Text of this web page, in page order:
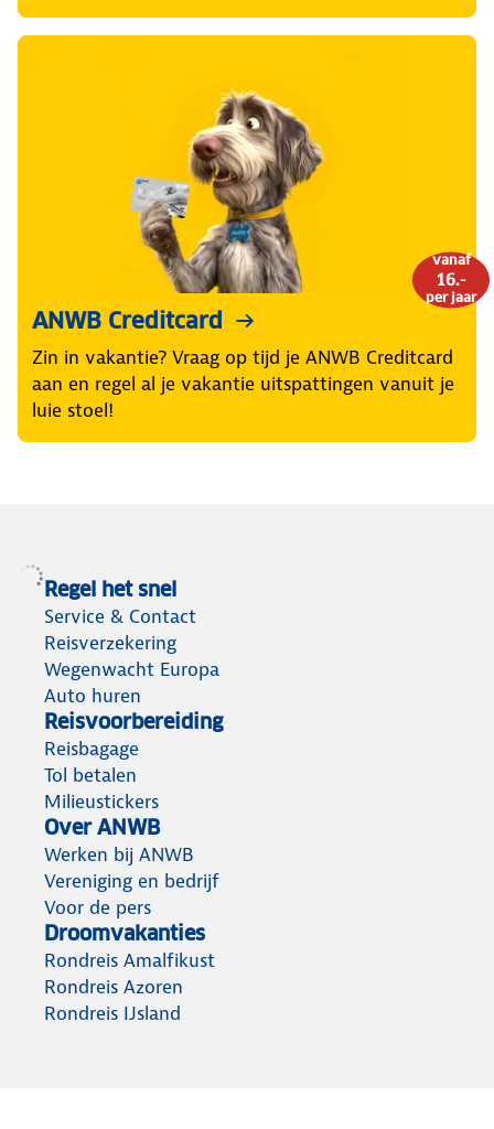
vanaf
16.-
per jaar
ANWB Creditcard
Zin in vakantie? Vraag op tijd je ANWB Creditcard
aan en regel al je vakantie uitspattingen vanuit je
luie stoel!
Regel het snel
Service & Contact
Reisverzekering
Wegenwacht Europa
Auto huren
Reisvoorbereiding
Reisbagage
Tol betalen
Milieustickers
Over ANWB
Werken bij ANWB
Vereniging en bedrijf
Voor de pers
Droomvakanties
Rondreis Amalfikust
Rondreis Azoren
Rondreis IJsland